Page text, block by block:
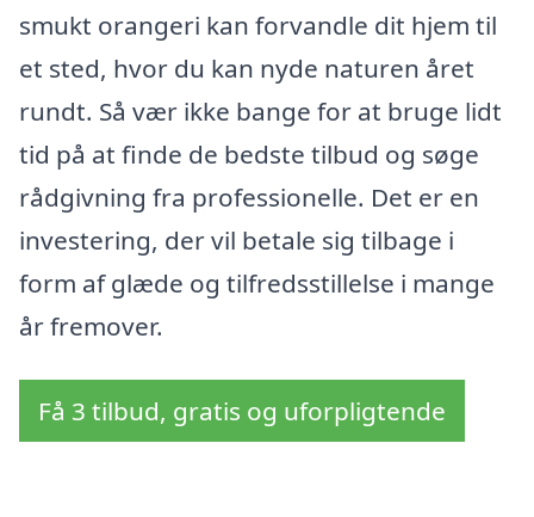
smukt orangeri kan forvandle dit hjem til
et sted, hvor du kan nyde naturen året
rundt. Så vær ikke bange for at bruge lidt
tid på at finde de bedste tilbud og søge
rådgivning fra professionelle. Det er en
investering, der vil betale sig tilbage i
form af glæde og tilfredsstillelse i mange
år fremover.
Få 3 tilbud, gratis og uforpligtende